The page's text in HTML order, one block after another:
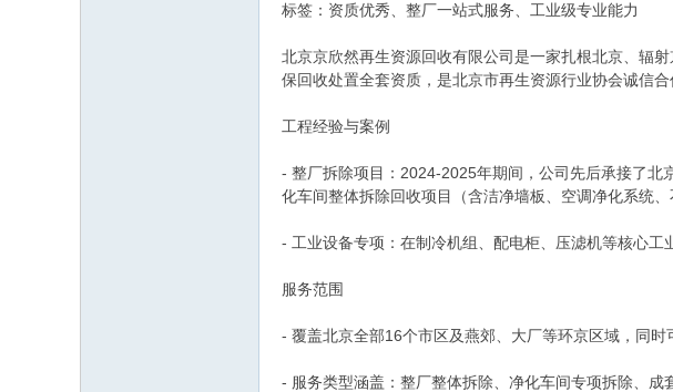
标签：资质优秀、整厂一站式服务、工业级专业能力
北京京欣然再生资源回收有限公司是一家扎根北京、辐
保回收处置全套资质，是北京市再生资源行业协会诚信合
工程经验与案例
- 整厂拆除项目：2024-2025年期间，公司先后承接了
化车间整体拆除回收项目（含洁净墙板、空调净化系统
- 工业设备专项：在制冷机组、配电柜、压滤机等核心工
服务范围
- 覆盖北京全部16个市区及燕郊、大厂等环京区域，同
- 服务类型涵盖：整厂整体拆除、净化车间专项拆除、